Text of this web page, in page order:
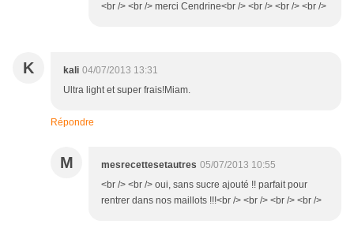
<br /> <br /> merci Cendrine<br /> <br /> <br /> <br />
K kali 04/07/2013 13:31
Ultra light et super frais!Miam.
Répondre
M mesrecettesetautres 05/07/2013 10:55
<br /> <br /> oui, sans sucre ajouté !! parfait pour
rentrer dans nos maillots !!!<br /> <br /> <br /> <br />